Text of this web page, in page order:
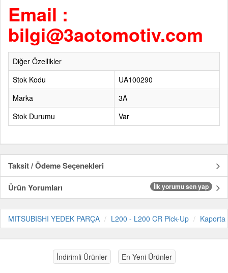
Email :
bilgi@3aotomotiv.com
Diğer Özellikler
Stok Kodu
UA100290
Marka
3A
Stok Durumu
Var
Taksit / Ödeme Seçenekleri
Ürün Yorumları
İlk yorumu sen yap
MITSUBISHI YEDEK PARÇA L200 - L200 CR Pick-Up Kaporta
İndirimli Ürünler En Yeni Ürünler